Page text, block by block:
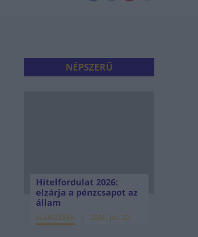
NÉPSZERŰ
Hitelfordulat 2026:
elzárja a pénzcsapot az
állam
ELEMZÉSEK 2026. júl. 22.